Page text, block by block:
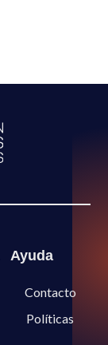
Ayuda
Contacto
Políticas